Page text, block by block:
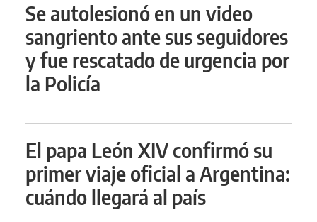
Se autolesionó en un video
sangriento ante sus seguidores
y fue rescatado de urgencia por
la Policía
El papa León XIV confirmó su
primer viaje oficial a Argentina:
cuándo llegará al país